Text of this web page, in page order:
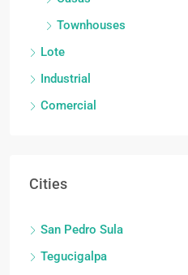
Townhouses
Lote
Industrial
Comercial
Cities
San Pedro Sula
Tegucigalpa